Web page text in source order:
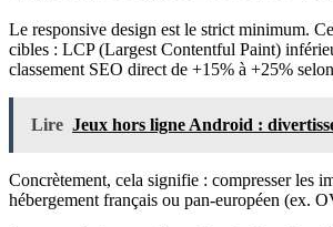
Le responsive design est le strict minimum.
cibles : LCP (Largest Contentful Paint)
classement SEO direct de +15% à +25%
Lire Jeux hors ligne Android :
Concrètement, cela signifie : compresser les
hébergement français ou pan-européen (ex.